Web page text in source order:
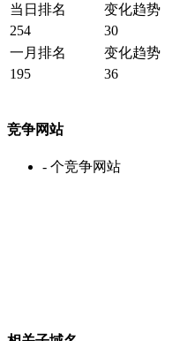
当日排名 变化趋势
254
30
一月排名
变化趋势
195
36
竞争网站
- 个竞争网站